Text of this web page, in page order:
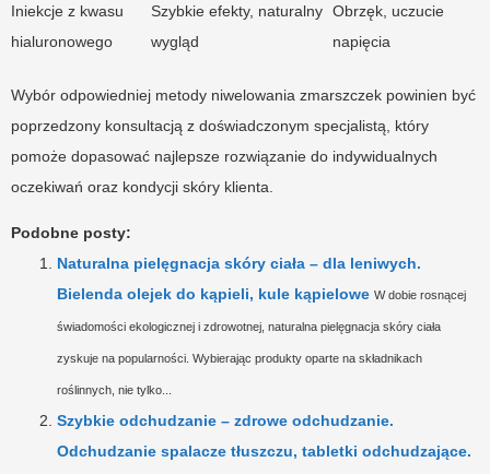
Iniekcje z kwasu
hialuronowego
Szybkie efekty, naturalny
wygląd
Obrzęk, uczucie
napięcia
Wybór odpowiedniej metody niwelowania zmarszczek powinien być
poprzedzony konsultacją z doświadczonym specjalistą, który
pomoże dopasować najlepsze rozwiązanie do indywidualnych
oczekiwań oraz kondycji skóry klienta.
Podobne posty:
Naturalna pielęgnacja skóry ciała – dla leniwych.
Bielenda olejek do kąpieli, kule kąpielowe W dobie rosnącej
świadomości ekologicznej i zdrowotnej, naturalna pielęgnacja skóry ciała
zyskuje na popularności. Wybierając produkty oparte na składnikach
roślinnych, nie tylko...
Szybkie odchudzanie – zdrowe odchudzanie.
Odchudzanie spalacze tłuszczu, tabletki odchudzające.